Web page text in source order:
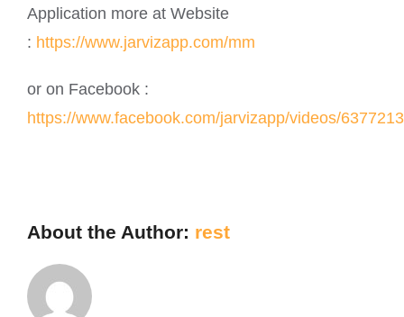
Application more at Website
: https://www.jarvizapp.com/mm
or on Facebook :
https://www.facebook.com/jarvizapp/videos/
About the Author: rest